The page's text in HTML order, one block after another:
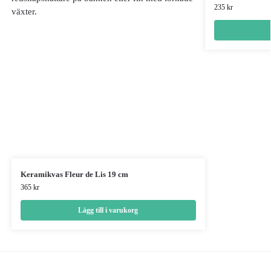
Keramikvas Fleur de Lis 19 cm
365 kr
Lägg till i varukorg
235 kr